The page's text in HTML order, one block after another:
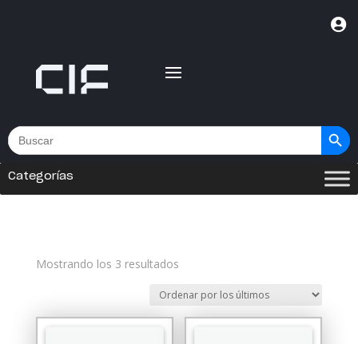

Buscar: Botón de
Categorías
Mostrando los 3 resultadosOrdenado
los
últimos